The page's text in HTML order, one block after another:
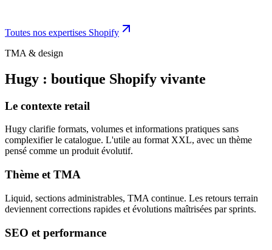
Toutes nos expertises Shopify
TMA & design
Hugy : boutique Shopify vivante
Le contexte retail
Hugy clarifie formats, volumes et informations pratiques sans
complexifier le catalogue. L'utile au format XXL, avec un thème
pensé comme un produit évolutif.
Thème et TMA
Liquid, sections administrables, TMA continue. Les retours terrain
deviennent corrections rapides et évolutions maîtrisées par sprints.
SEO et performance